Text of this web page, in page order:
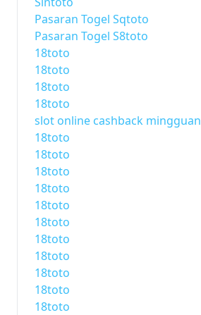
Pasaran Togel Sqtoto
Pasaran Togel S8toto
18toto
18toto
18toto
18toto
slot online cashback mingguan
18toto
18toto
18toto
18toto
18toto
18toto
18toto
18toto
18toto
18toto
18toto